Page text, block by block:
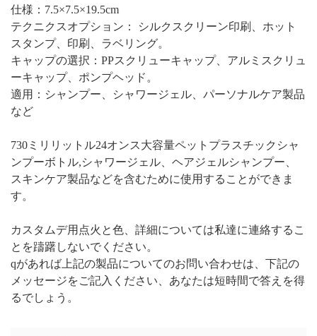
仕様：7.5×7.5×19.5cm
テクニクスオプション：
シルクスクリーン印刷、ホット
スタンプ、印刷、ラベリング。
キャップの選択：PPスクリューキャップ、アルミスクリュ
ーキャップ、ポンプヘッド。
適用：シャンプー、シャワージェル、パーソナルケア製品
など
730ミリリットル24オンス大容量ペットプラスチックシャ
ンプーボトル,シャワージェル、ヘアジェルシャンプー、
スキンケア製品などを含むために使用することができま
す。
カスタムデ用 点火と色、詳細については私達に連絡するこ
とを躊躇しないでください。
qがあれば 上記の製品についてのお問い合わせは、下記の
メッセージをご記入ください、あなたは短時間で答えを得
るでしょう。